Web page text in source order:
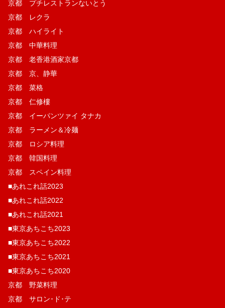
京都 プチレストランないとう
京都 レクラ
京都 ハイライト
京都 中華料理
京都 老香港酒家京都
京都 京、静華
京都 菜格
京都 仁修樓
京都 イーパンツァイ タナカ
京都 ラーメン＆冷麺
京都 ロシア料理
京都 韓国料理
京都 スペイン料理
■あれこれ話2023
■あれこれ話2022
■あれこれ話2021
■東京あちこち2023
■東京あちこち2022
■東京あちこち2021
■東京あちこち2020
京都 野菜料理
京都 サロン･ド･テ